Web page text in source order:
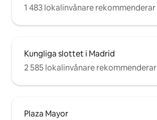
1 483 lokalinvånare rekommenderar
Kungliga slottet i Madrid
2 585 lokalinvånare rekommenderar
Plaza Mayor